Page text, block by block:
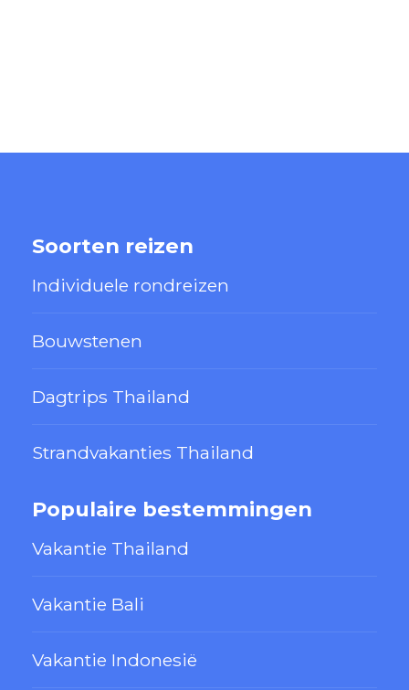
Soorten reizen
Individuele rondreizen
Bouwstenen
Dagtrips Thailand
Strandvakanties Thailand
Populaire bestemmingen
Vakantie Thailand
Vakantie Bali
Vakantie Indonesië